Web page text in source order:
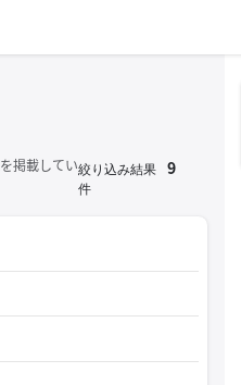
掲載してい絞り込み結果 9
件